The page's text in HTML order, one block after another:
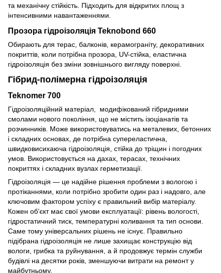
та механічну стійкість. Підходить для відкритих площ з
інтенсивними навантаженнями.
Прозора гідроізоляція Teknobond 660
Обирають для терас, балконів, керамограніту, декоративних
покриттів, коли потрібна прозора, UV-стійка, еластична
гідроізоляція без зміни зовнішнього вигляду поверхні.
Гібрид-полімерна гідроізоляція
Teknomer 700
Гідроізоляційний матеріал, модифікований гібридними
смолами нового покоління, що не містить ізоціанатів та
розчинників. Може використовуватись на металевих, бетонних
і складних основах, де потрібна супереластична,
швидковисихаюча гідроізоляція, стійка до тріщин і погодних
умов. Використовується на дахах, терасах, технічних
покриттях і складних вузлах герметизації.
Гідроізоляція — це надійне рішення проблеми з вологою і
протіканнями, коли потрібно зробити один раз і надовго, але
ключовим фактором успіху є правильний вибір матеріалу.
Кожен об’єкт має свої умови експлуатації: рівень вологості,
гідростатичний тиск, температурні коливання та тип основи.
Саме тому універсальних рішень не існує. Правильно
підібрана гідроізоляція не лише захищає конструкцію від
вологи, грибка та руйнування, а й продовжує термін служби
будівлі на десятки років, зменшуючи витрати на ремонт у
майбутньому.